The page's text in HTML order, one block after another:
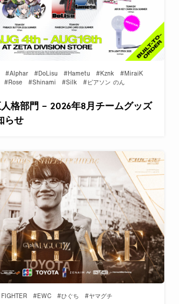
#Alphar #DoLisu #Hametu #Kznk
#MiraiK
#Rose #Shinami #Silk
#ピアソン のん
格部門 – 2026年8月チームグッズ
らせ
#EWC #ひぐち #ヤマグチ